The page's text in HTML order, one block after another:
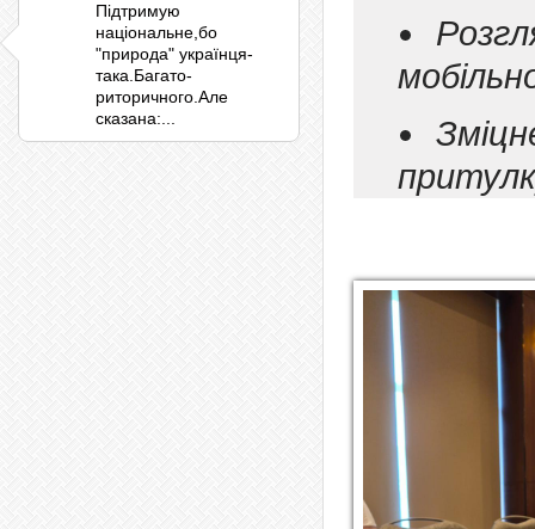
Підтримую
національне,бо
"природа" українця-
така.Багато-
риторичного.Але
сказана:...